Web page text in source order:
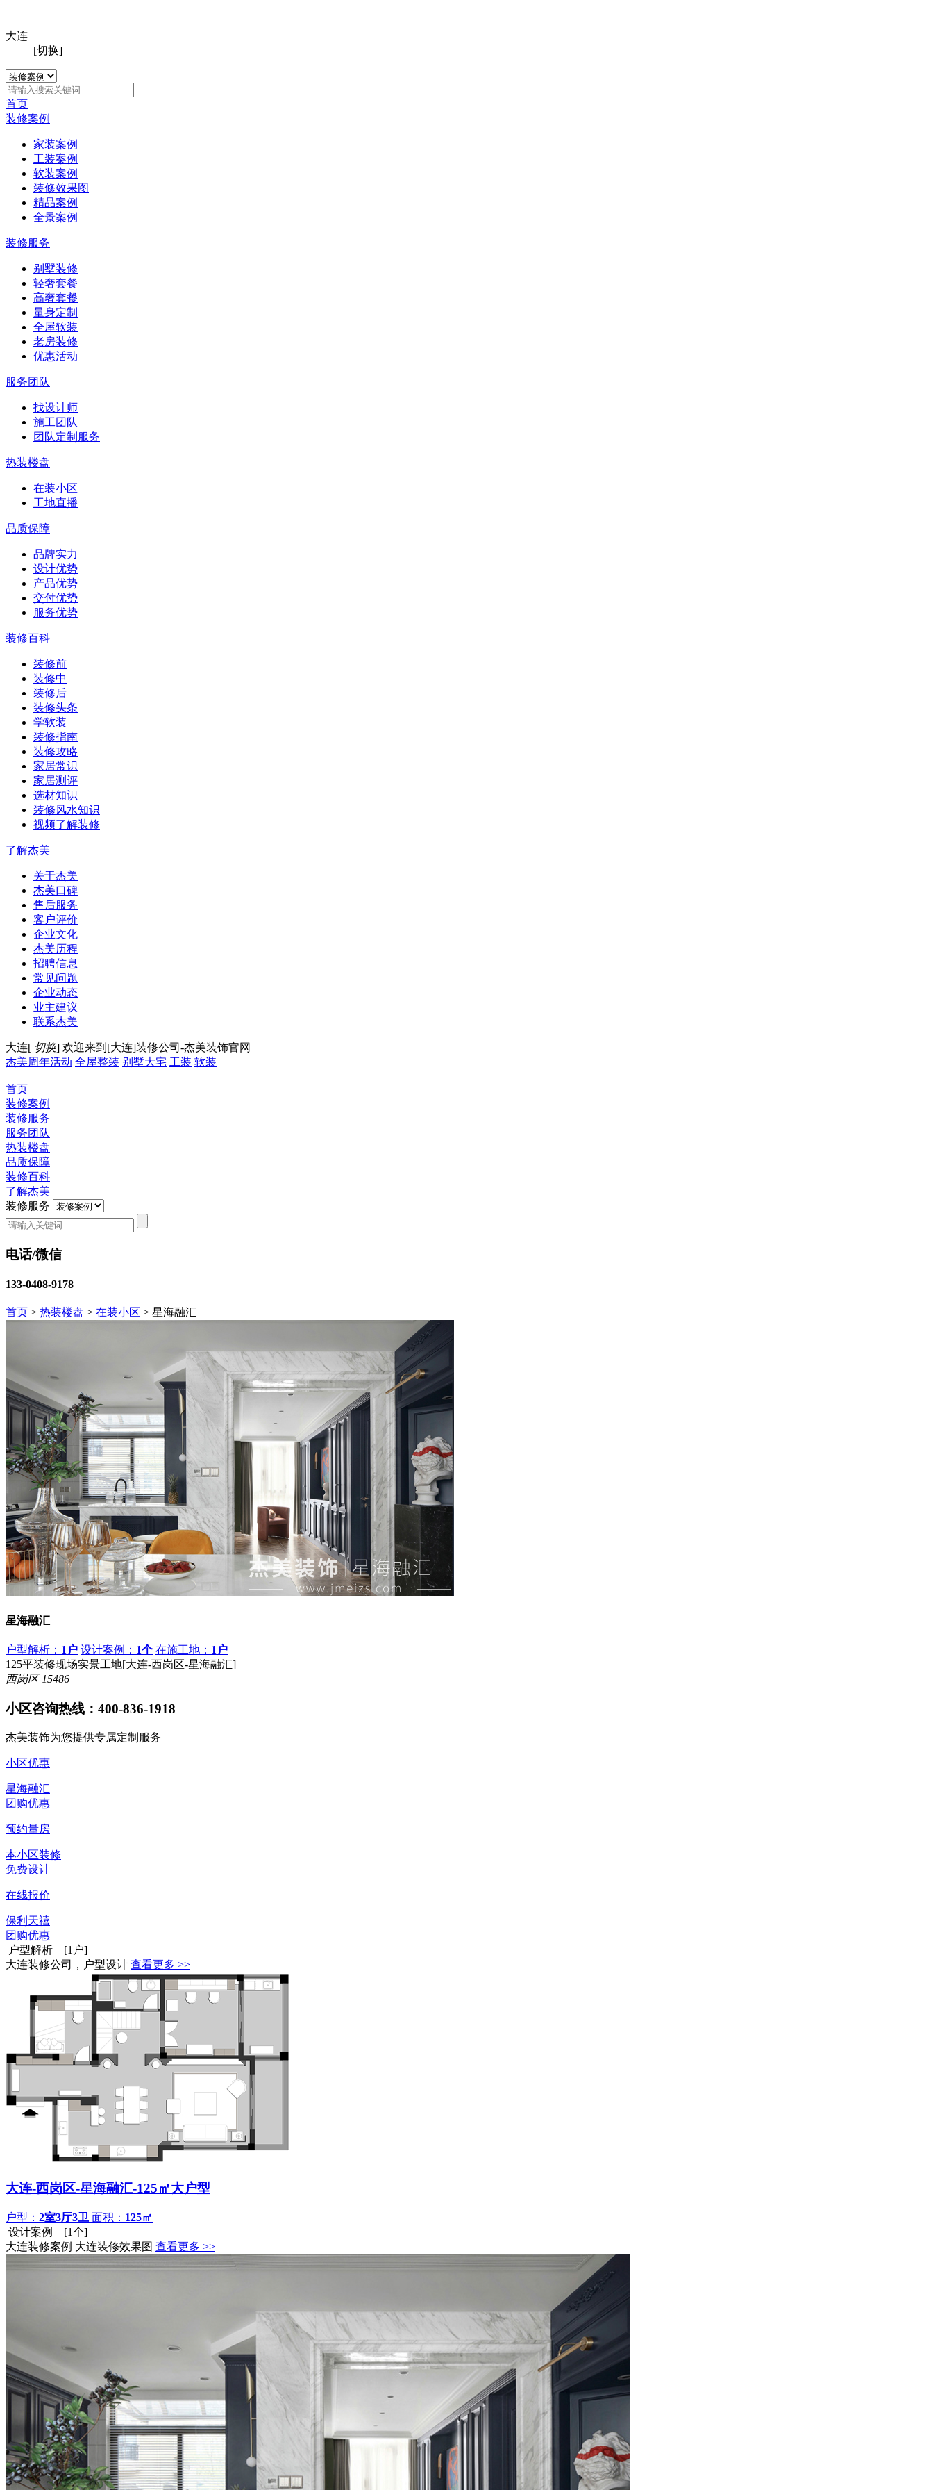
大连
[切换]
首页
装修案例
家装案例
工装案例
软装案例
装修效果图
精品案例
全景案例
装修服务
别墅装修
轻奢套餐
高奢套餐
量身定制
全屋软装
老房装修
优惠活动
服务团队
找设计师
施工团队
团队定制服务
热装楼盘
在装小区
工地直播
品质保障
品牌实力
设计优势
产品优势
交付优势
服务优势
装修百科
装修前
装修中
装修后
装修头条
学软装
装修指南
装修攻略
家居常识
家居测评
选材知识
装修风水知识
视频了解装修
了解杰美
关于杰美
杰美口碑
售后服务
客户评价
企业文化
杰美历程
招聘信息
常见问题
企业动态
业主建议
联系杰美
大连[ 切换] 欢迎来到[大连]装修公司-杰美装饰官网
杰美周年活动 全屋整装 别墅大宅 工装 软装
首页
装修案例
装修服务
服务团队
热装楼盘
品质保障
装修百科
了解杰美
装修服务
电话/微信
133-0408-9178
首页 > 热装楼盘 > 在装小区 > 星海融汇
星海融汇
户型解析： 1户 设计案例： 1个 在施工地： 1户
125平装修现场实景工地[大连-西岗区-星海融汇]
西岗区 15486
小区咨询热线： 400-836-1918
杰美装饰为您提供专属定制服务
小区优惠
星海融汇
团购优惠
预约量房
本小区装修
免费设计
在线报价
保利天禧
团购优惠
户型解析 [1户]
大连装修公司，户型设计 查看更多 >>
大连-西岗区-星海融汇-125㎡大户型
户型： 2室3厅3卫 面积： 125㎡
设计案例 [1个]
大连装修案例 大连装修效果图 查看更多 >>